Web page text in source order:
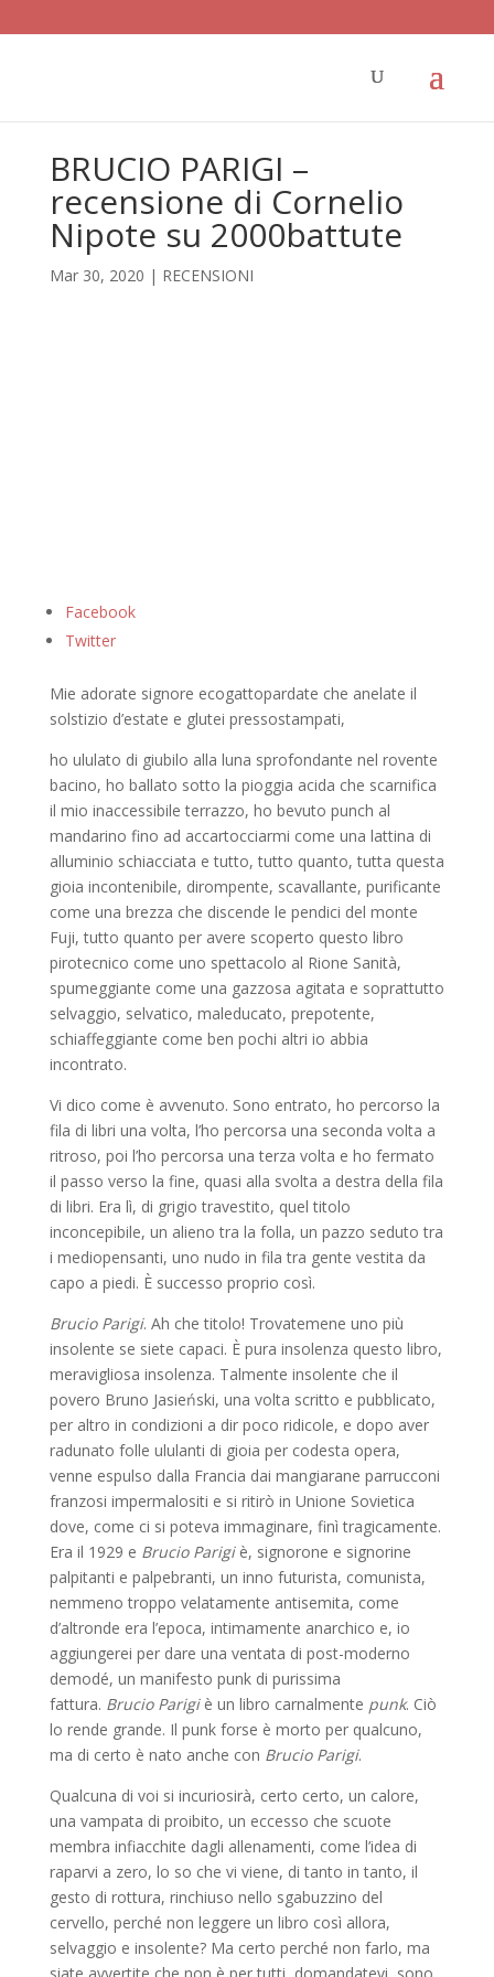
BRUCIO PARIGI –
recensione di Cornelio
Nipote su 2000battute
Mar 30, 2020 | RECENSIONI
Facebook
Twitter
Mie adorate signore ecogattopardate che anelate il
solstizio d’estate e glutei pressostampati,
ho ululato di giubilo alla luna sprofondante nel rovente
bacino, ho ballato sotto la pioggia acida che scarnifica
il mio inaccessibile terrazzo, ho bevuto punch al
mandarino fino ad accartocciarmi come una lattina di
alluminio schiacciata e tutto, tutto quanto, tutta questa
gioia incontenibile, dirompente, scavallante, purificante
come una brezza che discende le pendici del monte
Fuji, tutto quanto per avere scoperto questo libro
pirotecnico come uno spettacolo al Rione Sanità,
spumeggiante come una gazzosa agitata e soprattutto
selvaggio, selvatico, maleducato, prepotente,
schiaffeggiante come ben pochi altri io abbia
incontrato.
Vi dico come è avvenuto. Sono entrato, ho percorso la
fila di libri una volta, l’ho percorsa una seconda volta a
ritroso, poi l’ho percorsa una terza volta e ho fermato
il passo verso la fine, quasi alla svolta a destra della fila
di libri. Era lì, di grigio travestito, quel titolo
inconcepibile, un alieno tra la folla, un pazzo seduto tra
i mediopensanti, uno nudo in fila tra gente vestita da
capo a piedi. È successo proprio così.
Brucio Parigi. Ah che titolo! Trovatemene uno più
insolente se siete capaci. È pura insolenza questo libro,
meravigliosa insolenza. Talmente insolente che il
povero Bruno Jasieński, una volta scritto e pubblicato,
per altro in condizioni a dir poco ridicole, e dopo aver
radunato folle ululanti di gioia per codesta opera,
venne espulso dalla Francia dai mangiarane parrucconi
franzosi impermalositi e si ritirò in Unione Sovietica
dove, come ci si poteva immaginare, finì tragicamente.
Era il 1929 e Brucio Parigiè, signorone e signorine
palpitanti e palpebranti, un inno futurista, comunista,
nemmeno troppo velatamente antisemita, come
d’altronde era l’epoca, intimamente anarchico e, io
aggiungerei per dare una ventata di post-moderno
demodé, un manifesto punk di purissima
fattura. Brucio Parigiè un libro carnalmente punk. Ciò
lo rende grande. Il punk forse è morto per qualcuno,
ma di certo è nato anche con Brucio Parigi.
Qualcuna di voi si incuriosirà, certo certo, un calore,
una vampata di proibito, un eccesso che scuote
membra infiacchite dagli allenamenti, come l’idea di
raparvi a zero, lo so che vi viene, di tanto in tanto, il
gesto di rottura, rinchiuso nello sgabuzzino del
cervello, perché non leggere un libro così allora,
selvaggio e insolente? Ma certo perché non farlo, ma